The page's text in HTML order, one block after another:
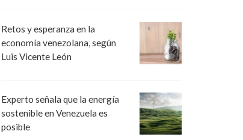
Retos y esperanza en la
economía venezolana, según
Luis Vicente León
Experto señala que la energía
sostenible en Venezuela es
posible